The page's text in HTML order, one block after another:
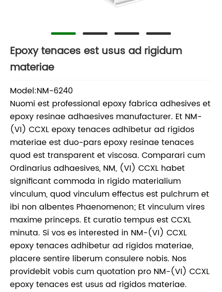
Epoxy tenaces est usus ad rigidum
materiae
Model:NM-6240
Nuomi est professional epoxy fabrica adhesives et
epoxy resinae adhaesives manufacturer. Et NM-
(VI) CCXL epoxy tenaces adhibetur ad rigidos
materiae est duo-pars epoxy resinae tenaces
quod est transparent et viscosa. Comparari cum
Ordinarius adhaesives, NM, (VI) CCXL habet
significant commoda in rigido materialium
vinculum, quod vinculum effectus est pulchrum et
ibi non albentes Phaenomenon; Et vinculum vires
maxime princeps. Et curatio tempus est CCXL
minuta. Si vos es interested in NM-(VI) CCXL
epoxy tenaces adhibetur ad rigidos materiae,
placere sentire liberum consulere nobis. Nos
providebit vobis cum quotation pro NM-(VI) CCXL
epoxy tenaces est usus ad rigidos materiae.